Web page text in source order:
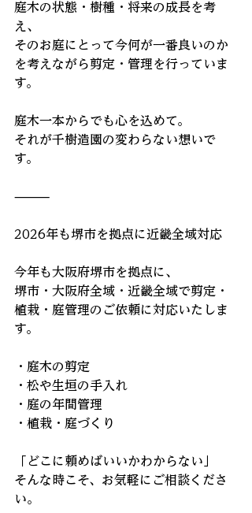
庭木の状態・樹種・将来の成長を考
え、
そのお庭にとって今何が一番良いのか
を考えながら剪定・管理を行っていま
す。
庭木一本からでも心を込めて。
それが千樹造園の変わらない想いで
す。
⸻
2026年も堺市を拠点に近畿全域対応
今年も大阪府堺市を拠点に、
堺市・大阪府全域・近畿全域で剪定・
植栽・庭管理のご依頼に対応いたしま
す。
・庭木の剪定
・松や生垣の手入れ
・庭の年間管理
・植栽・庭づくり
「どこに頼めばいいかわからない」
そんな時こそ、お気軽にご相談くださ
い。